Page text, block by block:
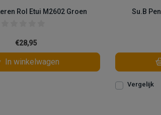
Rol Etui M2602 Groen
€28,95
In winkelwagen
Su.B
Vergelijk